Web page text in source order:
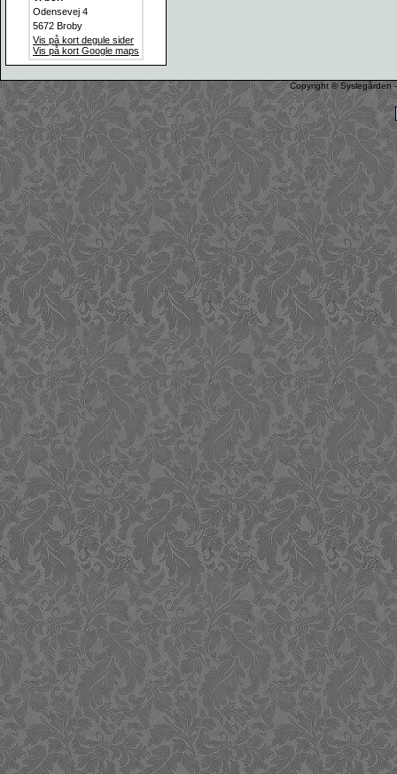
Odensevej 4
5672 Broby
Vis på kort degule sider
Vis på kort Google maps
Copyright © Syslegården